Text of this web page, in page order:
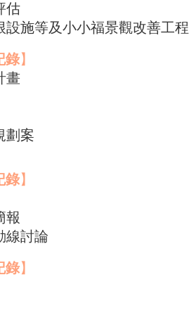
估
施等及小小福景觀改善工程
錄】
畫
劃案
錄】
報
線討論
錄】